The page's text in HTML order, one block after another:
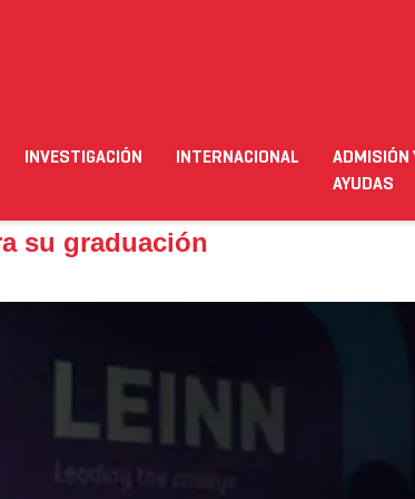
Estudiante Futuro alumnado Necesito
INVESTIGACIÓN INTERNACIONAL
ADMISIÓN
AYUDAS
su graduación